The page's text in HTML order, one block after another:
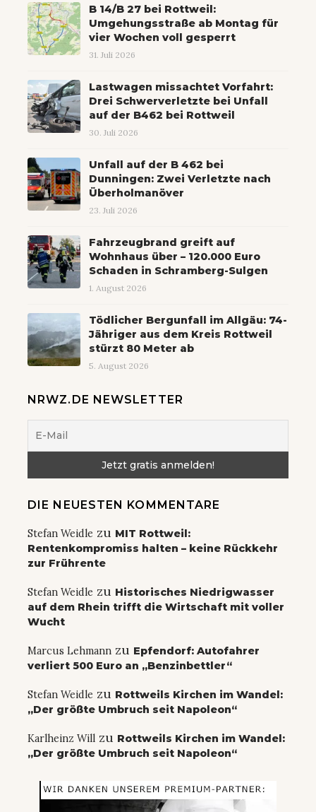
B 14/B 27 bei Rottweil:
Umgehungsstraße ab Montag für
vier Wochen voll gesperrt
31. Juli 2026
Lastwagen missachtet Vorfahrt:
Drei Schwerverletzte bei Unfall
auf der B462 bei Rottweil
30. Juli 2026
Unfall auf der B 462 bei
Dunningen: Zwei Verletzte nach
Überholmanöver
23. Juli 2026
Fahrzeugbrand greift auf
Wohnhaus über – 120.000 Euro
Schaden in Schramberg-Sulgen
1. August 2026
Tödlicher Bergunfall im Allgäu: 74-
Jähriger aus dem Kreis Rottweil
stürzt 80 Meter ab
5. August 2026
NRWZ.DE NEWSLETTER
DIE NEUESTEN KOMMENTARE
Stefan Weidle zu MIT Rottweil:
Rentenkompromiss halten – keine Rückkehr
zur Frührente
Stefan Weidle zu Historisches Niedrigwasser
auf dem Rhein trifft die Wirtschaft mit voller
Wucht
Marcus Lehmann zu Epfendorf: Autofahrer
verliert 500 Euro an „Benzinbettler“
Stefan Weidle zu Rottweils Kirchen im Wandel:
„Der größte Umbruch seit Napoleon“
Karlheinz Will zu Rottweils Kirchen im Wandel:
„Der größte Umbruch seit Napoleon“